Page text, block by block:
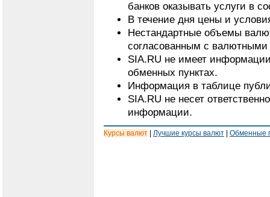
банков оказывать услуги в
В течение дня цены и
Нестандартные объемы
согласованным с валютными
SIA.RU не имеет
обменных пунктах.
Информация в таблице
SIA.RU не несет
информации.
Курсы валют Лучшие курсы валют Обменные